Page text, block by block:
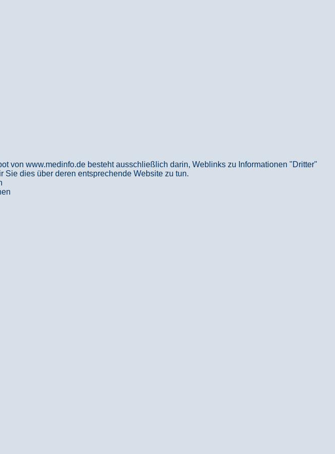
von www.medinfo.de besteht ausschließlich darin, Weblinks zu Informationen "Dritter"
dies über deren entsprechende Website zu tun.